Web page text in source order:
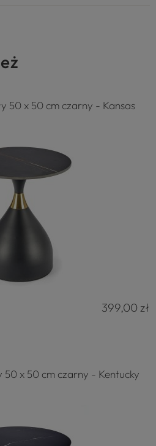
50 x 50 cm czarny - Kansas
399,00 zł
50 x 50 cm czarny - Kentucky